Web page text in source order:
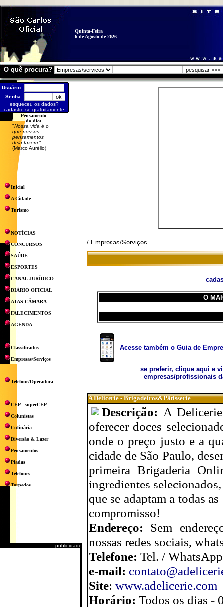
Quinta-Feira
6 de Agosto de 2026
O quê procura?
Usuário:
Senha:
esqueceu os dados?
cadastre-se gratuitamente
Pensamento
do dia:
"Nossa vida é o
que nossos
pensamentos
dela fazem. "
(Marco Aurélio)
Inicial
A Cidade
Turismo
NOTÍCIAS
CONCURSOS
SAÚDE
ESPORTES
CANAL JURÍDICO
DIÁRIO OFICIAL
ATAS CÂMARA
FALECIMENTOS
AGENDA
Classificados
Empresas/Serviços
Telefone/Operadora
CEP - superCEP
Colunistas
Culinária
Diversão & Lazer
Pensamentos
Piadas
Telefones
Torpedos
publicidade
/ Empresas/Serviços
O
Acesse também o Guia de
se preferir, clique aqui e
empresas/profissionais
A Delicerie - Brigadeiros&Pâtisserie
Descrição: A
oferecer doces
onde o preço justo e a
cidade de São Paulo,
primeira Brigaderia
ingredientes
que se adaptam a todas
compromisso!
Endereço: Sem
nossas redes sociais,
Telefone: Tel. /
e-mail:
Site: www.adelicerie.com
Horário: Todos os dias -